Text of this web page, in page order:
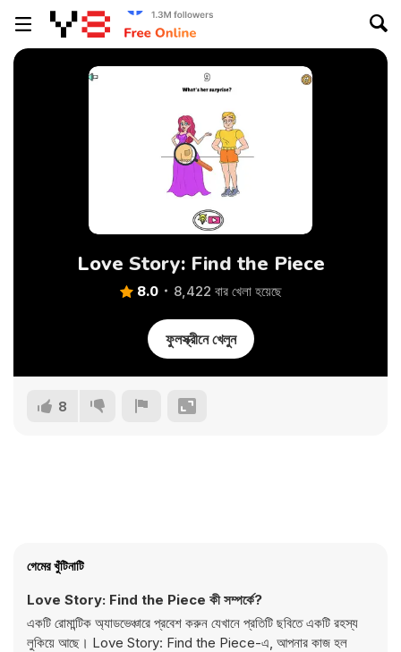
Love Story: Find the Piece
8.0 8,422 বার খেলা হয়েছে
ফুলস্ক্রীনে খেলুন
8
গেমের খুঁটিনাটি
Love Story: Find the Piece কী সম্পর্কে?
একটি রোমান্টিক অ্যাডভেঞ্চারে প্রবেশ করুন যেখানে প্রতিটি ছবিতে একটি রহস্য
লুকিয়ে আছে। Love Story: Find the Piece-এ, আপনার কাজ হল